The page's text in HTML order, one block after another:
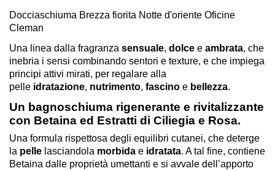
Docciaschiuma Brezza fiorita Notte d'oriente Oficine
Cleman
Una linea dalla fragranza sensuale, dolce e ambrata, che
inebria i sensi combinando sentori e texture, e che impiega
principi attivi mirati, per regalare alla
pelle idratazione, nutrimento, fascino e bellezza.
Un bagnoschiuma rigenerante e rivitalizzante
con Betaina ed Estratti di Ciliegia e Rosa.
Una formula rispettosa degli equilibri cutanei, che deterge
la pelle lasciandola morbida e idratata. A tal fine, contiene
Betaina dalle proprietà umettanti e si avvale dell’apporto